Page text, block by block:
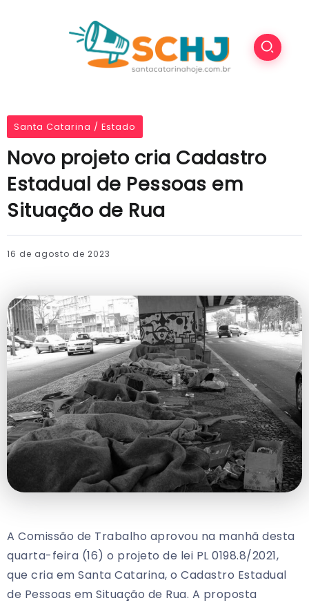
Santa Catarina / Estado
Novo projeto cria Cadastro
Estadual de Pessoas em
Situação de Rua
16 de agosto de 2023
A Comissão de Trabalho aprovou na manhã desta
quarta-feira (16) o projeto de lei PL 0198.8/2021,
que cria em Santa Catarina, o Cadastro Estadual
de Pessoas em Situação de Rua. A proposta